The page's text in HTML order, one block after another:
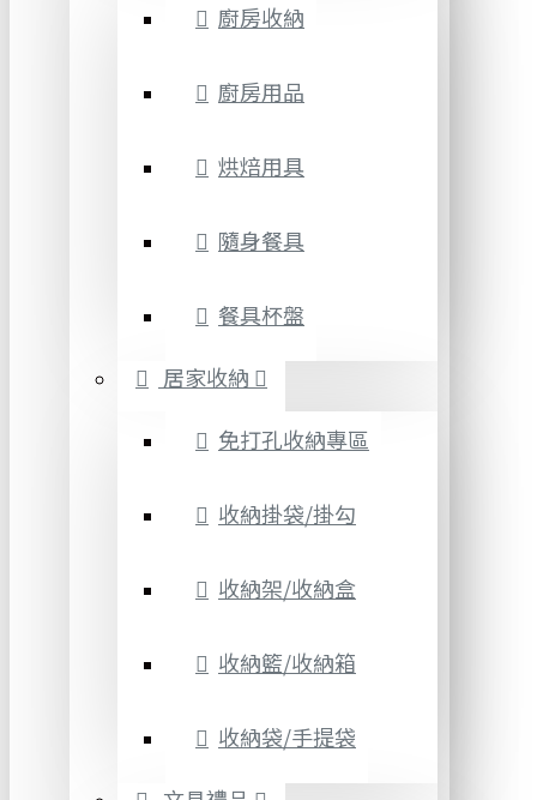
廚房收納
廚房用品
烘焙用具
隨身餐具
餐具杯盤
居家收納
免打孔收納專區
收納掛袋/掛勾
收納架/收納盒
收納籃/收納箱
收納袋/手提袋